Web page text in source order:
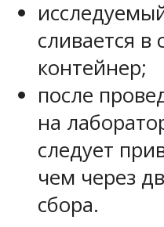
сливается
контейнер;
после
на
следует
чем через
сбора.